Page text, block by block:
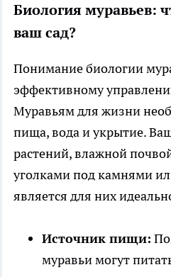
Биология муравьев:
ваш сад?
Понимание биологии
эффективному
Муравьям для жизни
пища, вода и укрытие.
растений, влажной
уголками под камнями
является для них
Источник пищи:
муравьи могут